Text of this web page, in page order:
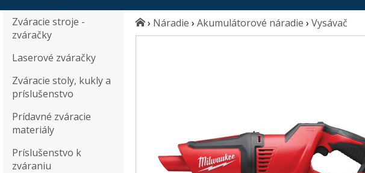
Zváracie stroje -
zváračky
Laserové zváračky
Zváracie stoly, kukly a
príslušenstvo
Prídavné zváracie
materiály
Príslušenstvo k
zváraniu
› Náradie › Akumulátorové náradie › Vysávač